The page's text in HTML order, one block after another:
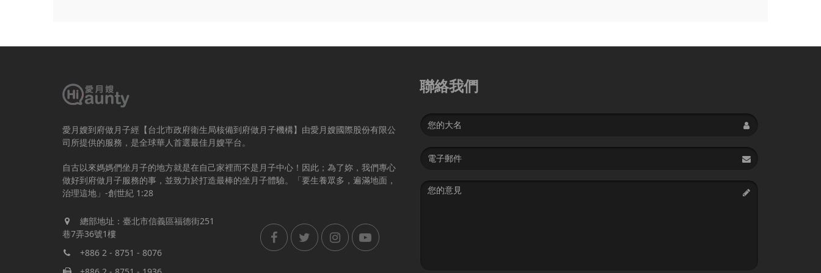
愛月嫂到府做月子經【台北市政府衛生局核備到府做月子機構】由愛月嫂國際股份有限公
司所提供的服務，是全球華人首選最佳月嫂平台。
自古以來媽媽們坐月子的地方就是在自己家裡而不是月子中心！因此；為了妳，我們專心
做好到府做月子服務的事，並致力於打造最棒的坐月子體驗。「要生養眾多，遍滿地面，
治理這地」-創世紀 1:28
總部地址：臺北市信義區福德街251
巷7弄36號1樓
+886 2 - 8751 - 8076
聯絡我們
Name
Email
address
Message